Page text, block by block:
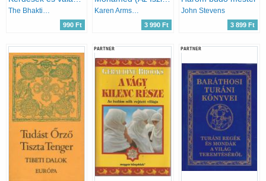
The Bhaktivedanta Book Trust
990 Ft
Karen Armstrong
3 990 Ft
John Stevens
3 899 Ft
PARTNER PARTNER